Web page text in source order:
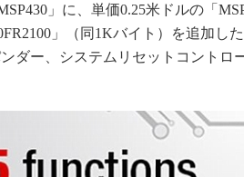
せ高効率！ モーター駆動入門講
mesh入門
Cの登場で評価試験はど
る？
」に、単価0.25米ドルの「
」（同1Kバイト）を追加し
ダー、システムリセットコントロ